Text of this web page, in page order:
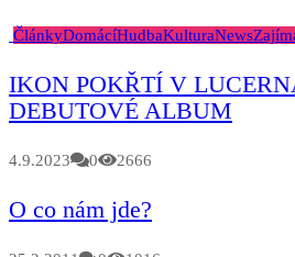
ČlánkyDomácíHudbaKulturaNews
IKON POKŘTÍ V
DEBUTOVÉ ALBUM
4.9.2023 0 2666
O co nám jde?